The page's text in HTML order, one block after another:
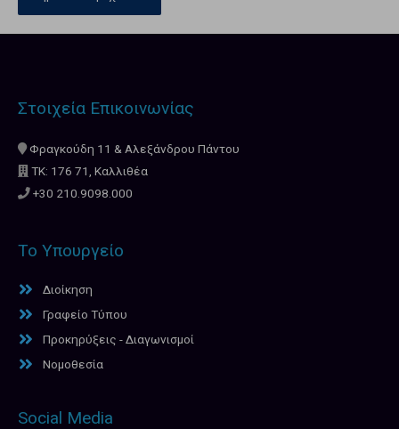
Στοιχεία Επικοινωνίας
Φραγκούδη 11 & Αλεξάνδρου Πάντου
ΤΚ: 176 71, Καλλιθέα
+30 210.9098.000
Το Υπουργείο
Διοίκηση
Γραφείο Τύπου
Προκηρύξεις - Διαγωνισμοί
Νομοθεσία
Social Media